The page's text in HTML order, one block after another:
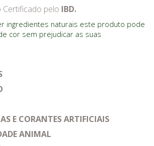
pelo IBD.
ingredientes naturais este produto pode
cor sem prejudicar as suas
E CORANTES ARTIFICIAIS
ANIMAL